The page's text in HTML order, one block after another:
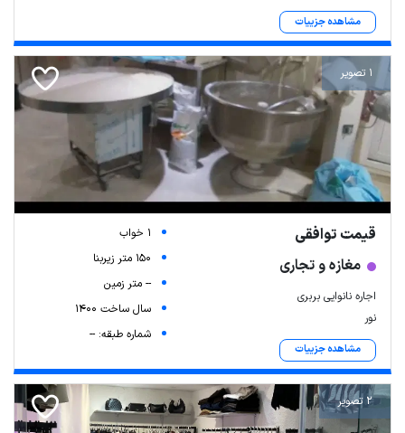
Leaflet| Map data ©ariamarz.com
مشاهده جزییات
1 تصویر
قیمت توافقی
مغازه و تجاری
اجاره نانوایی بربری
نور
مشاهده جزییات
1 خواب
150 متر زیربنا
-- متر زمین
سال ساخت 1400
شماره طبقه: --
2 تصویر